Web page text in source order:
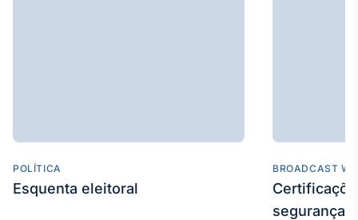
POLÍTICA
Esquenta eleitoral
BROADCAST
segurança